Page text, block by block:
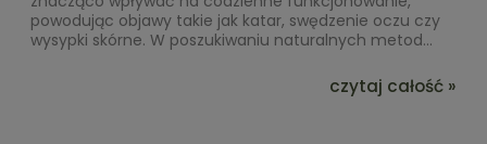
powodując objawy takie jak katar, swędzenie oczu czy
wysypki skórne. W poszukiwaniu naturalnych metod...
czytaj całość »